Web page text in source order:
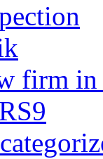
firm in